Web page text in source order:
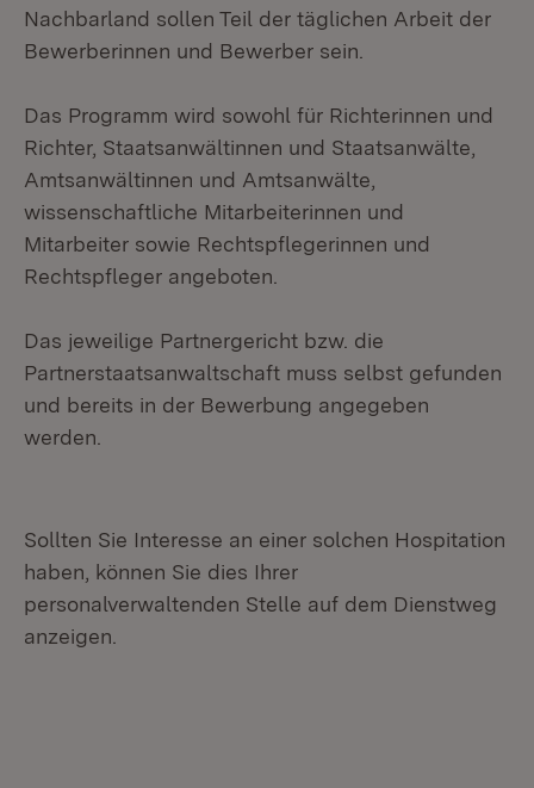
Nachbarland sollen Teil der täglichen Arbeit der
Bewerberinnen und Bewerber sein.
Das Programm wird sowohl für Richterinnen und
Richter, Staatsanwältinnen und Staatsanwälte,
Amtsanwältinnen und Amtsanwälte,
wissenschaftliche Mitarbeiterinnen und
Mitarbeiter sowie Rechtspflegerinnen und
Rechtspfleger angeboten.
Das jeweilige Partnergericht bzw. die
Partnerstaatsanwaltschaft muss selbst gefunden
und bereits in der Bewerbung angegeben
werden.
Sollten Sie Interesse an einer solchen Hospitation
haben, können Sie dies Ihrer
personalverwaltenden Stelle auf dem Dienstweg
anzeigen.